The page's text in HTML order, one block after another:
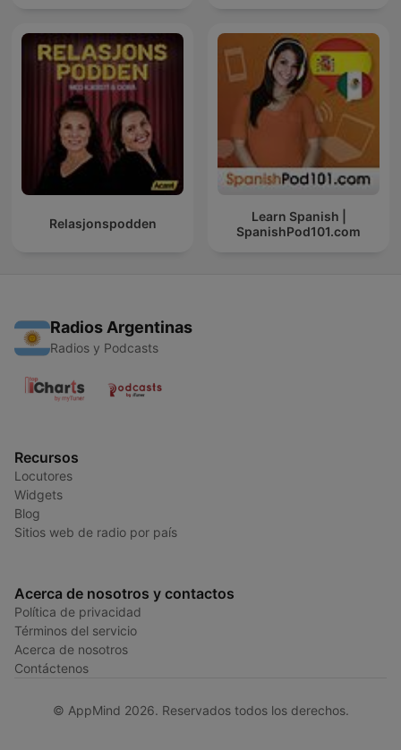
Relasjonspodden
Learn Spanish |
SpanishPod101.com
Radios Argentinas
Radios y Podcasts
Recursos
Locutores
Widgets
Blog
Sitios web de radio por país
Acerca de nosotros y contactos
Política de privacidad
Términos del servicio
Acerca de nosotros
Contáctenos
© AppMind 2026. Reservados todos los derechos.